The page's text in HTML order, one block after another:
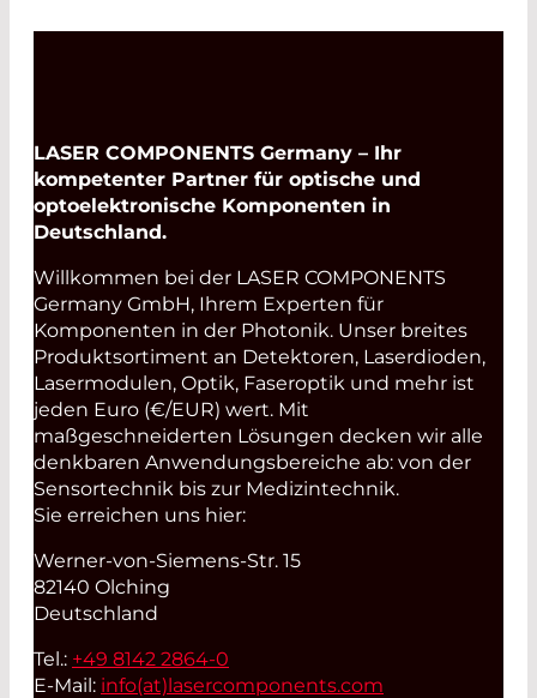
LASER COMPONENTS Germany – Ihr
kompetenter Partner für optische und
optoelektronische Komponenten in
Deutschland.
Willkommen bei der LASER COMPONENTS
Germany GmbH, Ihrem Experten für
Komponenten in der Photonik. Unser breites
Produktsortiment an Detektoren, Laserdioden,
Lasermodulen, Optik, Faseroptik und mehr ist
jeden Euro (€/EUR) wert. Mit
maßgeschneiderten Lösungen decken wir alle
denkbaren Anwendungsbereiche ab: von der
Sensortechnik bis zur Medizintechnik.
Sie erreichen uns hier:
Werner-von-Siemens-Str. 15
82140 Olching
Deutschland
Tel.: +49 8142 2864-0
E-Mail: info(at)lasercomponents.com